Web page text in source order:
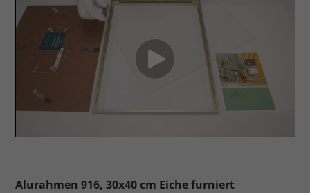
Alurahmen 916, 30x40 cm Eiche furniert